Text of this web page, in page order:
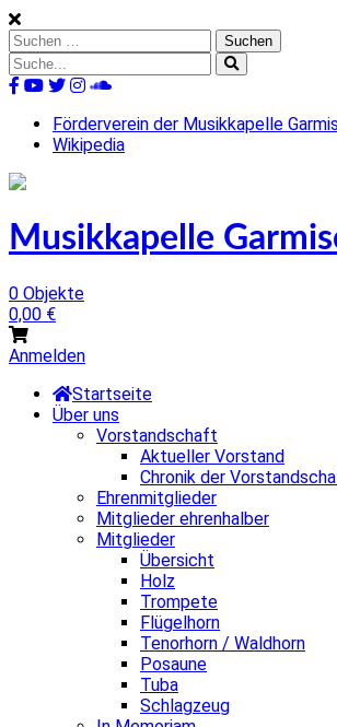
Skip
to
content
Suchen
nach:
Suche
nach:
Förderverein der Musikkapelle
Wikipedia
Musikkapelle
0 Objekte
0,00 €
Anmelden
Startseite
Über uns
Vorstandschaft
Aktueller Vorstand
Chronik der
Ehrenmitglieder
Mitglieder ehrenhalber
Mitglieder
Übersicht
Holz
Trompete
Flügelhorn
Tenorhorn / Waldhorn
Posaune
Tuba
Schlagzeug